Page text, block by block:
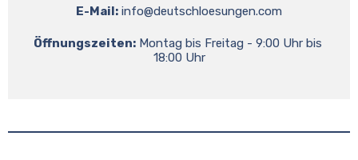
E-Mail: info@deutschloesungen.com
Öffnungszeiten: Montag bis Freitag - 9:00 Uhr bis
18:00 Uhr